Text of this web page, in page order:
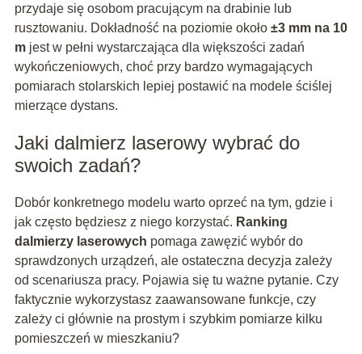
przydaje się osobom pracującym na drabinie lub
rusztowaniu. Dokładność na poziomie około ±3 mm na 10
mjest w pełni wystarczająca dla większości zadań
wykończeniowych, choć przy bardzo wymagających
pomiarach stolarskich lepiej postawić na modele ściślej
mierzące dystans.
Jaki dalmierz laserowy wybrać do
swoich zadań?
Dobór konkretnego modelu warto oprzeć na tym, gdzie i
jak często będziesz z niego korzystać. Ranking
dalmierzy laserowych pomaga zawęzić wybór do
sprawdzonych urządzeń, ale ostateczna decyzja zależy
od scenariusza pracy. Pojawia się tu ważne pytanie. Czy
faktycznie wykorzystasz zaawansowane funkcje, czy
zależy ci głównie na prostym i szybkim pomiarze kilku
pomieszczeń w mieszkaniu?